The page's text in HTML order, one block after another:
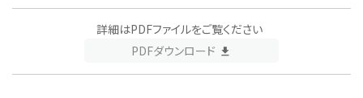
詳細はPDFファイルをご覧ください
PDFダウンロード